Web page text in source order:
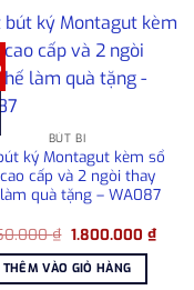
BÚT BI
ký Montagut kèm sổ
cấp và 2 ngòi thay
quà tặng – WA087
₫ Giá
là:
2.150.000 ₫.
1.800.000 ₫Giá
hiện
THÊM VÀO GIỎ HÀNG